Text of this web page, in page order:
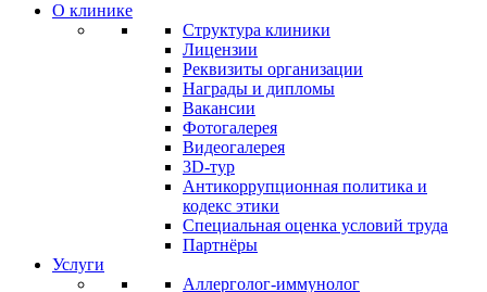
О клинике
Структура клиники
Лицензии
Реквизиты организации
Награды и дипломы
Вакансии
Фотогалерея
Видеогалерея
3D-тур
Антикоррупционная политика и
кодекс этики
Специальная оценка условий труда
Партнёры
Услуги
Аллерголог-иммунолог